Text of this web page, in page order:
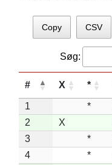
Copy CSV
Søg:
# X *
1 *
2
X
3
*
4
*